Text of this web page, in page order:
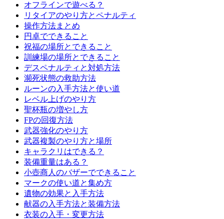
オフラインで遊べる？
リタイアのやり方とペナルティ
操作方法まとめ
円卓でできること
祝福の場所とできること
訓練場の場所とできること
デスペナルティと対処方法
瀕死状態の救助方法
ルーンの入手方法と使い道
レベル上げのやり方
聖杯瓶の増やし方
FPの回復方法
武器強化のやり方
武器複製のやり方と場所
キャラクリはできる？
装備重量はある？
小壺商人のバザーでできること
マークの使い道と集め方
遺物の効果と入手方法
献器の入手方法と装備方法
衣装の入手・変更方法